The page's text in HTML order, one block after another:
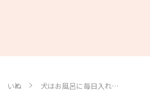
いぬ 犬はお風呂に毎日入れ…